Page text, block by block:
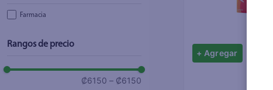
Farmacia
Rangos de precio
₡6150 – ₡6150
+ Agregar